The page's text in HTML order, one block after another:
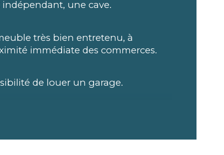
indépendant, une cave.
très bien entretenu, à
immédiate des commerces.
de louer un garage.